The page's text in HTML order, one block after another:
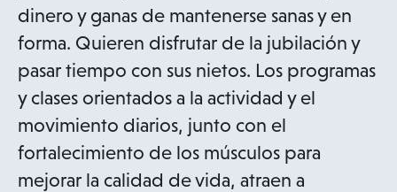
dinero y ganas de mantenerse sanas y en
forma. Quieren disfrutar de la jubilación y
pasar tiempo con sus nietos. Los programas
y clases orientados a la actividad y el
movimiento diarios, junto con el
fortalecimiento de los músculos para
mejorar la calidad de vida, atraen a